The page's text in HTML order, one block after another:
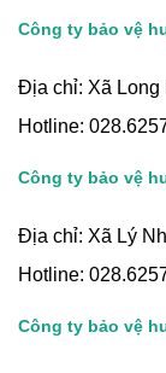
Công ty bảo vệ
Địa chỉ: Xã Long
Hotline:
Công ty bảo vệ
Địa chỉ: Xã Lý
Hotline:
Công ty bảo vệ